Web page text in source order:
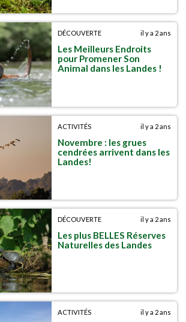
DÉCOUVERTE il y a 2 ans
Les Meilleurs Endroits
pour Promener Son
Animal dans les Landes !
ACTIVITÉS il y a 2 ans
Novembre : les grues
cendrées arrivent dans les
Landes!
DÉCOUVERTE il y a 2 ans
Les plus BELLES Réserves
Naturelles des Landes
ACTIVITÉS il y a 2 ans